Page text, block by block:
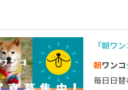
「朝ワ
朝ワンコ
毎日日